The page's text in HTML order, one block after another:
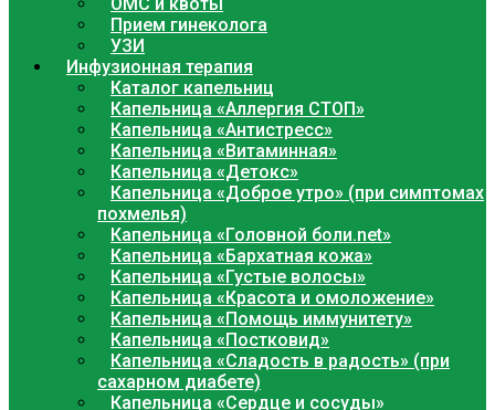
Прием гинеколога
УЗИ
Инфузионная терапия
Каталог капельниц
Капельница «Аллергия СТОП»
Капельница «Антистресс»
Капельница «Витаминная»
Капельница «Детокс»
Капельница «Доброе утро» (при симптомах
похмелья)
Капельница «Головной боли.net»
Капельница «Бархатная кожа»
Капельница «Густые волосы»
Капельница «Красота и омоложение»
Капельница «Помощь иммунитету»
Капельница «Постковид»
Капельница «Сладость в радость» (при
сахарном диабете)
Капельница «Сердце и сосуды»